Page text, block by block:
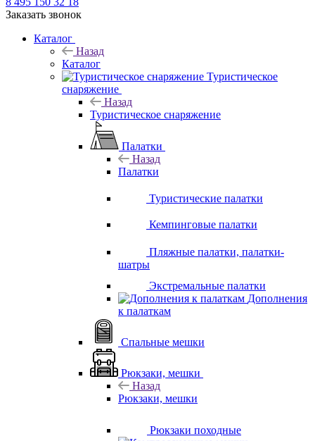
Заказать звонок
Каталог
Назад
Каталог
Туристическое
снаряжение
Назад
Туристическое снаряжение
Палатки
Назад
Палатки
Туристические палатки
Кемпинговые палатки
Пляжные палатки, палатки-
шатры
Экстремальные палатки
Дополнения
к палаткам
Спальные мешки
Рюкзаки, мешки
Назад
Рюкзаки, мешки
Рюкзаки походные